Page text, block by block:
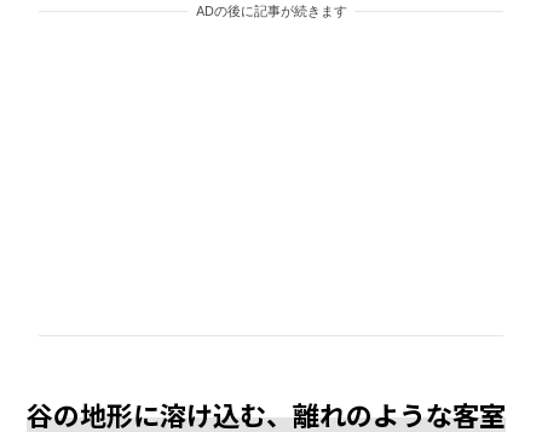
ADの後に記事が続きます
谷の地形に溶け込む、離れのような客室